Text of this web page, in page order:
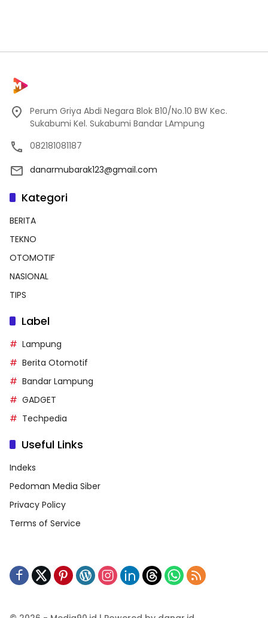
Perum Griya Abdi Negara Blok B10/No.10 BW Kec.
Sukabumi Kel. Sukabumi Bandar LAmpung
082181081187
danarmubarak123@gmail.com
Kategori
BERITA
TEKNO
OTOMOTIF
NASIONAL
TIPS
Label
Lampung
Berita Otomotif
Bandar Lampung
GADGET
Techpedia
Useful Links
Indeks
Pedoman Media Siber
Privacy Policy
Terms of Service